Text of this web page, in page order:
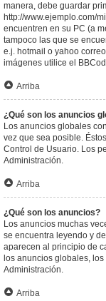
manera, debe guardar
http://www.ejemplo.com/
encuentren en su PC (a
tampoco las que se
e.j. hotmail o yahoo
imágenes utilice el
Arriba
¿Qué son los anuncios
Los anuncios globales
vez que sea posible.
Control de Usuario. Los
Administración.
Arriba
¿Qué son los anuncios?
Los anuncios muchas
se encuentra leyendo y
aparecen al principio de
los anuncios globales,
Administración.
Arriba